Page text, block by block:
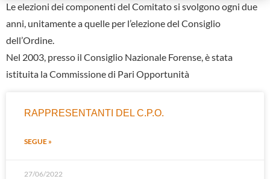
Le elezioni dei componenti del Comitato si svolgono ogni due
anni, unitamente a quelle per l’elezione del Consiglio
dell’Ordine.
Nel 2003, presso il Consiglio Nazionale Forense, è stata
istituita la Commissione di Pari Opportunità
RAPPRESENTANTI DEL C.P.O.
SEGUE »
27/06/2022